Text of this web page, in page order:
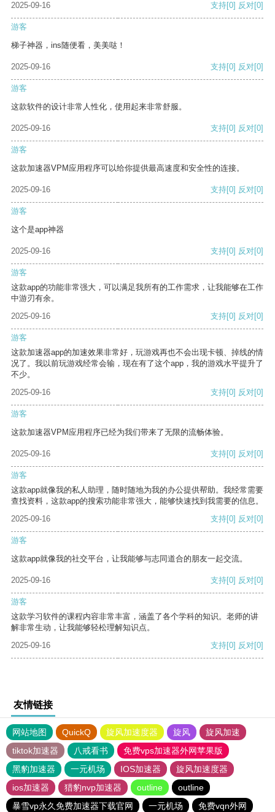
2025-09-16
支持[0] 反对[0]
游客
梯子神器，ins随便看，美美哒！
2025-09-16 支持[0] 反对[0]
游客
这款软件的设计非常人性化，使用起来非常舒服。
2025-09-16 支持[0] 反对[0]
游客
这款加速器VPM应用程序可以给你提供最高速度和安全性的连接。
2025-09-16 支持[0] 反对[0]
游客
这个是app神器
2025-09-16 支持[0] 反对[0]
游客
这款app的功能非常强大，可以满足我所有的工作需求，让我能够在工作
中游刃有余。
2025-09-16
支持[0] 反对[0]
游客
这款加速器app的加速效果非常好，玩游戏再也不会出现卡顿、掉线的情
况了。我以前玩游戏经常会输，现在有了这个app，我的游戏水平提升了
不少。
2025-09-16
支持[0] 反对[0]
游客
这款加速器VPM应用程序已经为我们带来了无限的流畅体验。
2025-09-16 支持[0] 反对[0]
游客
这款app就像我的私人助理，随时随地为我的办公提供帮助。我经常需要
查找资料，这款app的搜索功能非常强大，能够快速找到我需要的信息。
2025-09-16
支持[0] 反对[0]
游客
这款app就像我的社交平台，让我能够与志同道合的朋友一起交流。
2025-09-16 支持[0] 反对[0]
游客
这款学习软件的课程内容非常丰富，涵盖了各个学科的知识。老师的讲
解非常生动，让我能够轻松理解知识点。
2025-09-16
支持[0] 反对[0]
友情链接
网站地图 QuickQ 旋风加速度器 旋风
旋风加速
tiktok加速器
八戒看书
免费vps加速器外网苹果版
黑豹加速器
一元机场 IOS加速器
旋风加速度器
ios加速器
猎豹nvp加速器 outline
outline
暴雪vp永久免费加速器下载官网
一元机场 免费vqn外网